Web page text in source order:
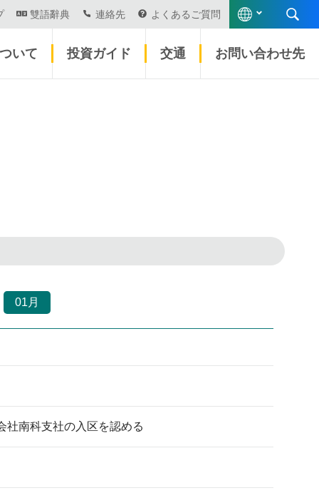
雙語辭典 連絡先 よくあるご質問
いて 投資ガイド 交通 お問い合わせ先
01月
社南科支社の入区を認める